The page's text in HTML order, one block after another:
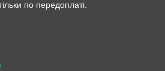
по передоплаті.